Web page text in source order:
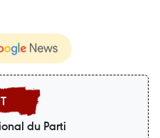
du Parti